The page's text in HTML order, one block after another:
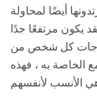
أيضًا لمحاولة
يكون مرتفعًا جدًا
كل شخص من
الخاصة به ، فهذه